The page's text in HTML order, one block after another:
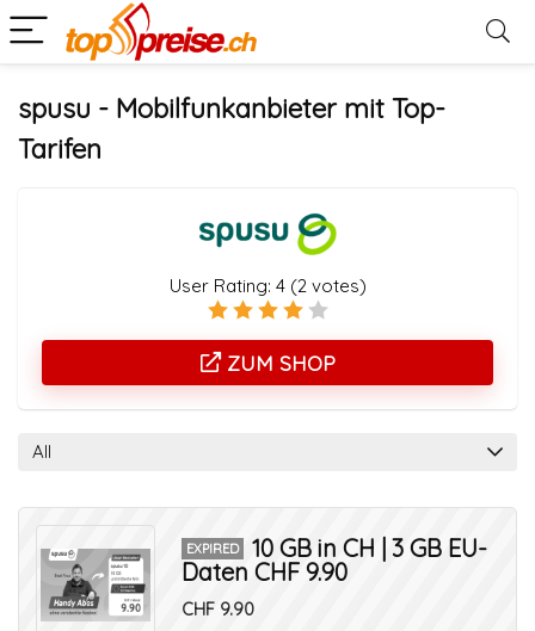
spusu - Mobilfunkanbieter mit Top-
Tarifen
User Rating: 4 (2votes)
ZUM SHOP
All
EXPIRED
10 GB in CH | 3 GB EU-
Daten CHF 9.90
CHF 9.90